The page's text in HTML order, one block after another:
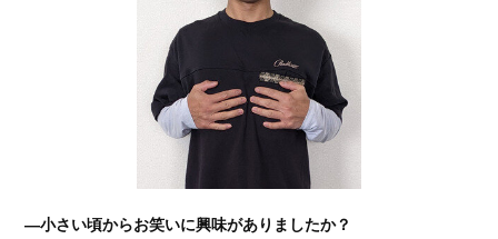
―小さい頃からお笑いに興味がありましたか？